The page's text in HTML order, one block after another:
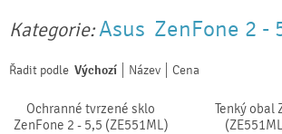
Kategorie:Asus ZenFone 2 -
Řadit podle Výchozí Název Cena
Ochranné tvrzené sklo
ZenFone 2 - 5,5 (ZE551ML)
Tenký obal